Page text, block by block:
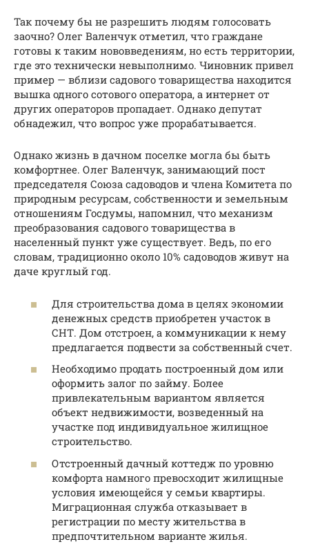
Так почему бы не разрешить людям голосовать
заочно? Олег Валенчук отметил, что граждане
готовы к таким нововведениям, но есть территории,
где это технически невыполнимо. Чиновник привел
пример — вблизи садового товарищества находится
вышка одного сотового оператора, а интернет от
других операторов пропадает. Однако депутат
обнадежил, что вопрос уже прорабатывается.
Однако жизнь в дачном поселке могла бы быть
комфортнее. Олег Валенчук, занимающий пост
председателя Союза садоводов и члена Комитета по
природным ресурсам, собственности и земельным
отношениям Госдумы, напомнил, что механизм
преобразования садового товарищества в
населенный пункт уже существует. Ведь, по его
словам, традиционно около 10% садоводов живут на
даче круглый год.
Для строительства дома в целях экономии
денежных средств приобретен участок в
СНТ. Дом отстроен, а коммуникации к нему
предлагается подвести за собственный счет.
Необходимо продать построенный дом или
оформить залог по займу. Более
привлекательным вариантом является
объект недвижимости, возведенный на
участке под индивидуальное жилищное
строительство.
Отстроенный дачный коттедж по уровню
комфорта намного превосходит жилищные
условия имеющейся у семьи квартиры.
Миграционная служба отказывает в
регистрации по месту жительства в
предпочтительном варианте жилья.